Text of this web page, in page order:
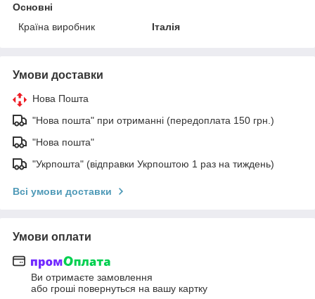
Основні
Країна виробник
Італія
Умови доставки
Нова Пошта
"Нова пошта" при отриманні (передоплата 150 грн.)
"Нова пошта"
"Укрпошта" (відправки Укрпоштою 1 раз на тиждень)
Всі умови доставки
Умови оплати
Ви отримаєте замовлення
або гроші повернуться на вашу картку